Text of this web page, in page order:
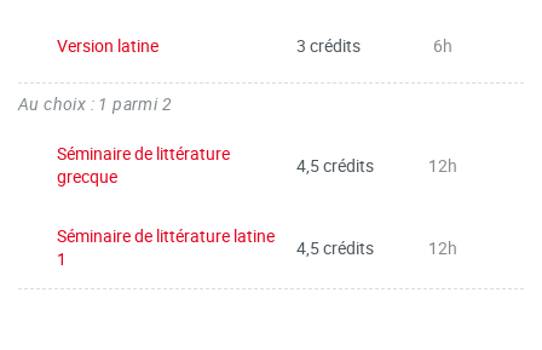
Version latine 3 crédits 6h
Au choix : 1 parmi 2
Séminaire de littérature
grecque
4,5 crédits 12h
Séminaire de littérature latine
1
4,5 crédits 12h